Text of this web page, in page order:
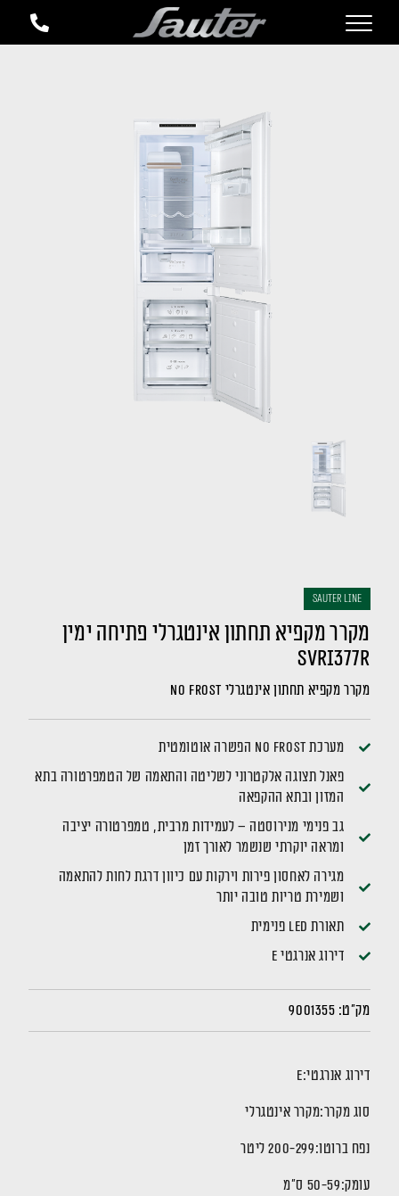
sauter LINE
מקרר מקפיא תחתון אינטגרלי פתיחה ימין
SVRI377R
מקרר מקפיא תחתון אינטגרלי NO FROST
מערכת No Frost הפשרה אוטומטית
פאנל תצוגה אלקטרוני לשליטה והתאמה של הטמפרטורה בתא
המזון ובתא ההקפאה
גב פנימי מנירוסטה – לעמידות מרבית, טמפרטורה יציבה
ומראה יוקרתי שנשמר לאורך זמן
מגירה לאחסון פירות וירקות עם כיוון דרגת לחות להתאמה
ושמירת טריות טובה יותר
תאורת LED פנימית
דירוג אנרגטי E
מק"ט: 9001355
דירוג אנרגטי:E
סוג מקרר:מקרר אינטגרלי
נפח ברוטו:200-299 ליטר
עומק:50-59 ס"מ